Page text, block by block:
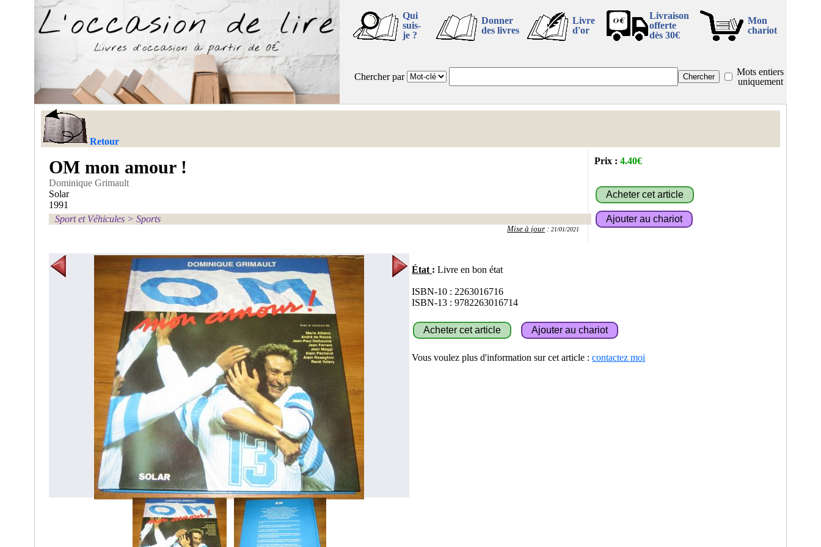
Qui
suis-
je ?
Donner
des livres
Livre
d'or
Livraison
offerte
dès 30€
Mon
chariot
Chercher par
Mots entiers
uniquement
Retour
OM mon amour !
Dominique Grimault
Solar
1991
Sport et Véhicules >Sports
Mise à jour :21/01/2021
Prix : 4.40€
État : Livre en bon état
ISBN-10 : 2263016716
ISBN-13 : 9782263016714
Vous voulez plus d'information sur cet article :contactez moi